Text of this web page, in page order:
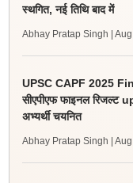
स्थगित, नई तिथि बाद में
Abhay Pratap Singh |
UPSC CAPF 2025
सीएपीएफ फाइनल रिजल्ट
अभ्यर्थी चयनित
Abhay Pratap Singh |